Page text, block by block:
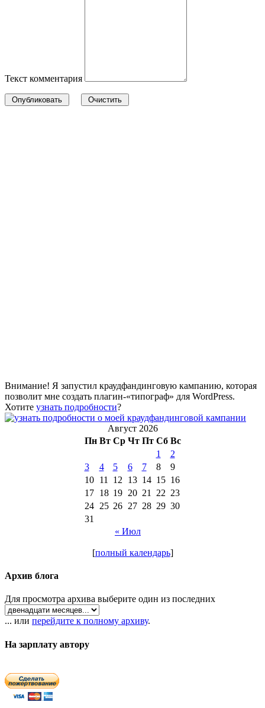
Текст комментария
Внимание! Я запустил краудфандинговую кампанию, которая
позволит мне создать плагин-«типограф» для WordPress.
Хотите узнать подробности?
Август 2026
Пн Вт Ср Чт Пт Сб Вс
1
2
3
4 5 6 7 8
9
10
11 12 13 14 15 16
17
18 19 20 21 22 23
24
25 26 27 28 29 30
31
« Июл
[полный календарь]
Архив блога
Для просмотра архива выберите один из последних
... или перейдите к полному архиву.
На зарплату автору